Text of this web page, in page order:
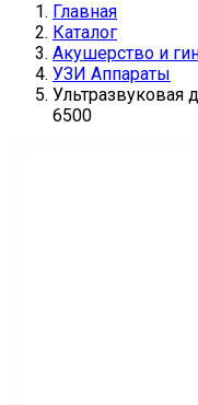
Главная
Каталог
Акушерство и
УЗИ Аппараты
Ультразвуковая
6500